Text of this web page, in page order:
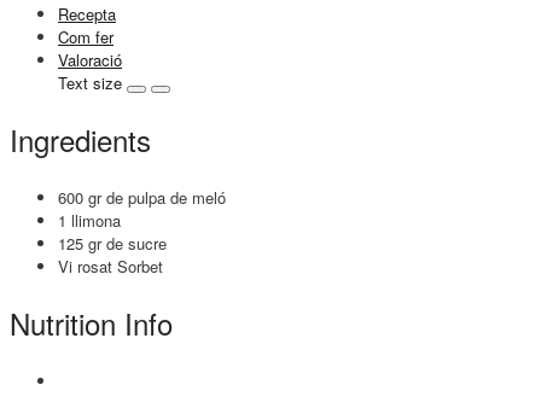
Recepta
Com fer
Valoració
Text size
Ingredients
600 gr de pulpa de meló
1 llimona
125 gr de sucre
Vi rosat Sorbet
Nutrition Info